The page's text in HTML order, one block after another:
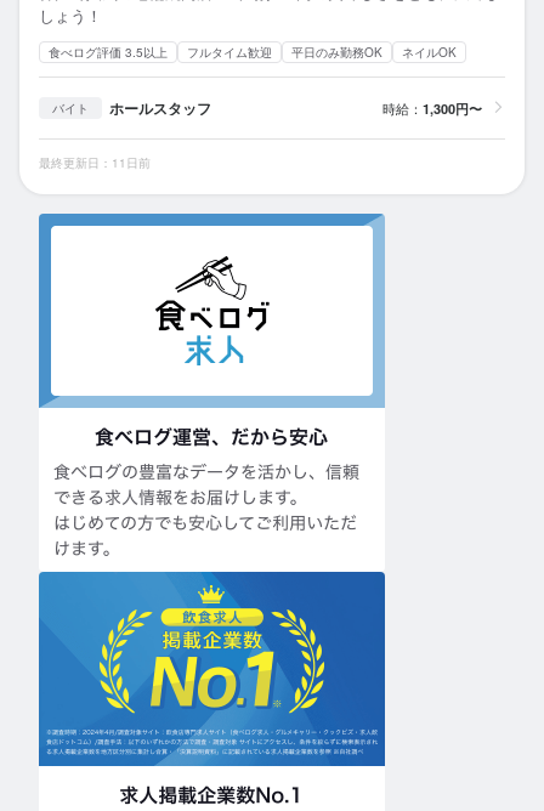
しょう！
食べログ評価 3.5以上 フルタイム歓迎 平日のみ勤務OK ネイルOK
バイト ホールスタッフ 時給： 1,300円〜
最終更新日：11日前